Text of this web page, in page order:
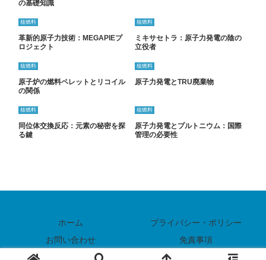
の基礎知識
核燃料
革新的原子力技術：MEGAPIEプ
ロジェクト
核燃料
ミキサセトラ：原子力発電の陰の
立役者
核燃料
原子炉の燃料ペレットとリコイル
の関係
核燃料
原子力発電とTRU廃棄物
核燃料
同位体交換反応：元素の秘密を探
る鍵
核燃料
原子力発電とプルトニウム：国際
管理の必要性
ホーム
プライバシー・ポリシー
お問い合わせ
免責事項